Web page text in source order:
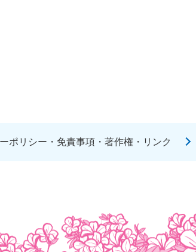
ポリシー・免責事項・著作権・リンク